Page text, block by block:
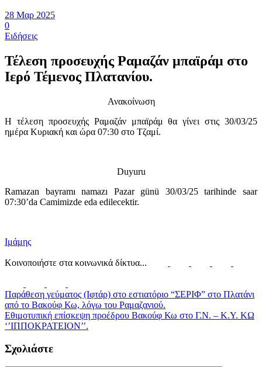
28 Μαρ 2025
0
Ειδήσεις
Τέλεση προσευχής Ραμαζάν μπαϊράμ στο
Ιερό Τέμενος Πλατανίου.
Ανακοίνωση
Η τέλεση προσευχής Ραμαζάν μπαϊράμ θα γίνει στις 30/03/25
ημέρα Κυριακή και ώρα 07:30 στο Τζαμί.
Duyuru
Ramazan bayramı namazı Pazar günü 30/03/25 tarihinde saar
07:30’da Camimizde eda edilecektir.
Ιμάμης
Κοινοποιήστε στα κοινωνικά δίκτυα...
Παράθεση γεύματος (Ιφτάρ) στο εστιατόριο “ΣΕΡΙΦ” στο Πλατάνι
από το Βακούφ Κω, λόγω του Ραμαζανιού.
Εθιμοτυπική επίσκεψη προέδρου Βακούφ Κω στο Γ.Ν. – Κ.Υ. ΚΩ
‘’ΙΠΠΟΚΡΑΤΕΙΟΝ’’.
Σχολιάστε